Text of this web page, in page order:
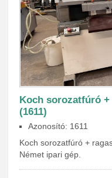
Koch sorozatfúró
(1611)
Azonosító: 1611
Koch sorozatfúró +
Német ipari gép.